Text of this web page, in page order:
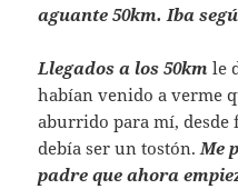
aguante 50km. Iba
Llegados a los 50km le
habían venido a verme
aburrido para mí, desde
debía ser un tostón. Me
padre que ahora